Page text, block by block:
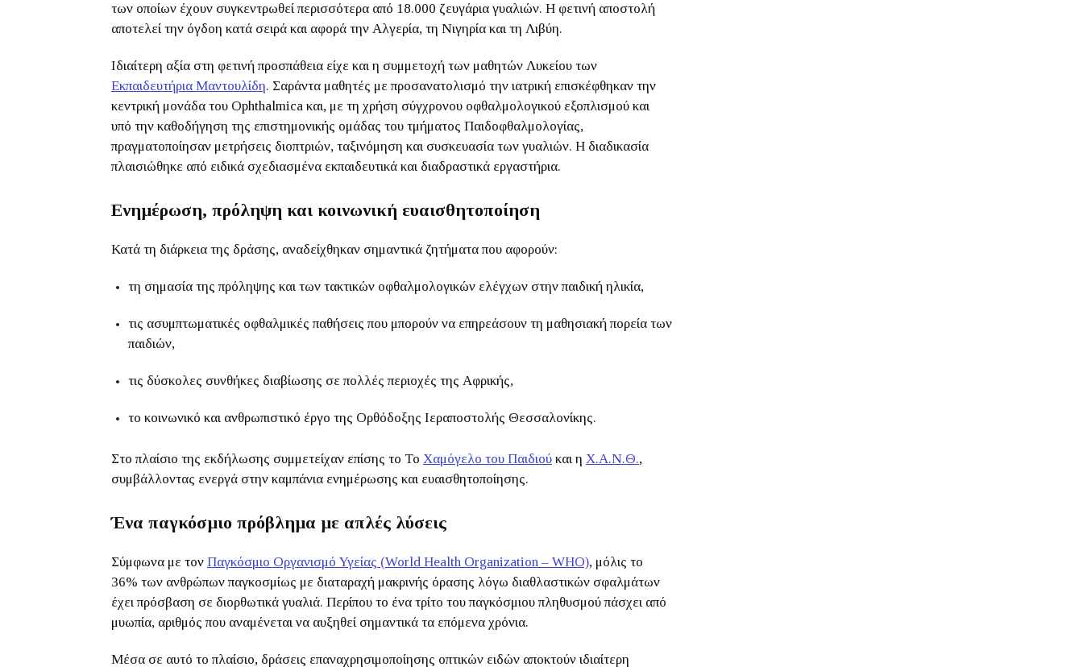
των οποίων έχουν συγκεντρωθεί περισσότερα από 18.000 ζευγάρια γυαλιών. Η φετινή αποστολή
αποτελεί την όγδοη κατά σειρά και αφορά την Αλγερία, τη Νιγηρία και τη Λιβύη.
Ιδιαίτερη αξία στη φετινή προσπάθεια είχε και η συμμετοχή των μαθητών Λυκείου των
Εκπαιδευτήρια Μαντουλίδη. Σαράντα μαθητές με προσανατολισμό την ιατρική επισκέφθηκαν την
κεντρική μονάδα του Ophthalmica και, με τη χρήση σύγχρονου οφθαλμολογικού εξοπλισμού και
υπό την καθοδήγηση της επιστημονικής ομάδας του τμήματος Παιδοφθαλμολογίας,
πραγματοποίησαν μετρήσεις διοπτριών, ταξινόμηση και συσκευασία των γυαλιών. Η διαδικασία
πλαισιώθηκε από ειδικά σχεδιασμένα εκπαιδευτικά και διαδραστικά εργαστήρια.
Ενημέρωση, πρόληψη και κοινωνική ευαισθητοποίηση
Κατά τη διάρκεια της δράσης, αναδείχθηκαν σημαντικά ζητήματα που αφορούν:
τη σημασία της πρόληψης και των τακτικών οφθαλμολογικών ελέγχων στην παιδική ηλικία,
τις ασυμπτωματικές οφθαλμικές παθήσεις που μπορούν να επηρεάσουν τη μαθησιακή πορεία των
παιδιών,
τις δύσκολες συνθήκες διαβίωσης σε πολλές περιοχές της Αφρικής,
το κοινωνικό και ανθρωπιστικό έργο της Ορθόδοξης Ιεραποστολής Θεσσαλονίκης.
Στο πλαίσιο της εκδήλωσης συμμετείχαν επίσης το Το Χαμόγελο του Παιδιού και η Χ.Α.Ν.Θ.,
συμβάλλοντας ενεργά στην καμπάνια ενημέρωσης και ευαισθητοποίησης.
Ένα παγκόσμιο πρόβλημα με απλές λύσεις
Σύμφωνα με τον Παγκόσμιο Οργανισμό Υγείας (World Health Organization – WHO), μόλις το
36% των ανθρώπων παγκοσμίως με διαταραχή μακρινής όρασης λόγω διαθλαστικών σφαλμάτων
έχει πρόσβαση σε διορθωτικά γυαλιά. Περίπου το ένα τρίτο του παγκόσμιου πληθυσμού πάσχει από
μυωπία, αριθμός που αναμένεται να αυξηθεί σημαντικά τα επόμενα χρόνια.
Μέσα σε αυτό το πλαίσιο, δράσεις επαναχρησιμοποίησης οπτικών ειδών αποκτούν ιδιαίτερη